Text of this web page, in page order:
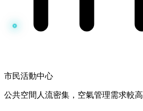
市民活動中心
公共空間人流密集，空氣管理需求較高